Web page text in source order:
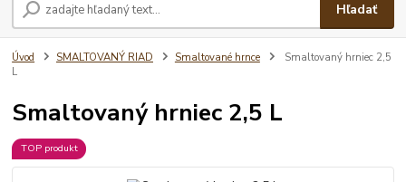
Hľadať
Úvod SMALTOVANÝ RIAD Smaltované hrnce
Smaltovaný hrniec 2,5
L
Smaltovaný hrniec 2,5 L
TOP produkt